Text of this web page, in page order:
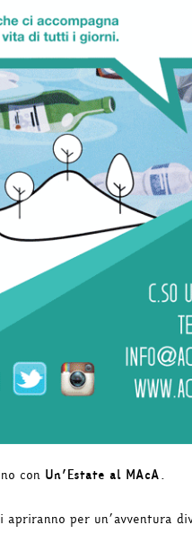
con Un’Estate al MAcA.
apriranno per un’avventura